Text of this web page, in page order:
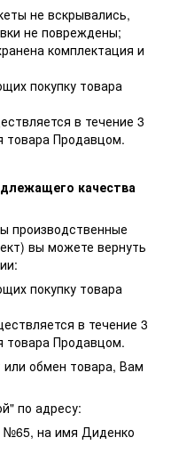
не вскрывались,
не повреждены;
комплектация и
покупку товара
в течение 3
товара Продавцом.
качества
производственные
вы можете вернуть
покупку товара
в течение 3
товара Продавцом.
обмен товара, Вам
по адресу:
№65, на имя Диденко